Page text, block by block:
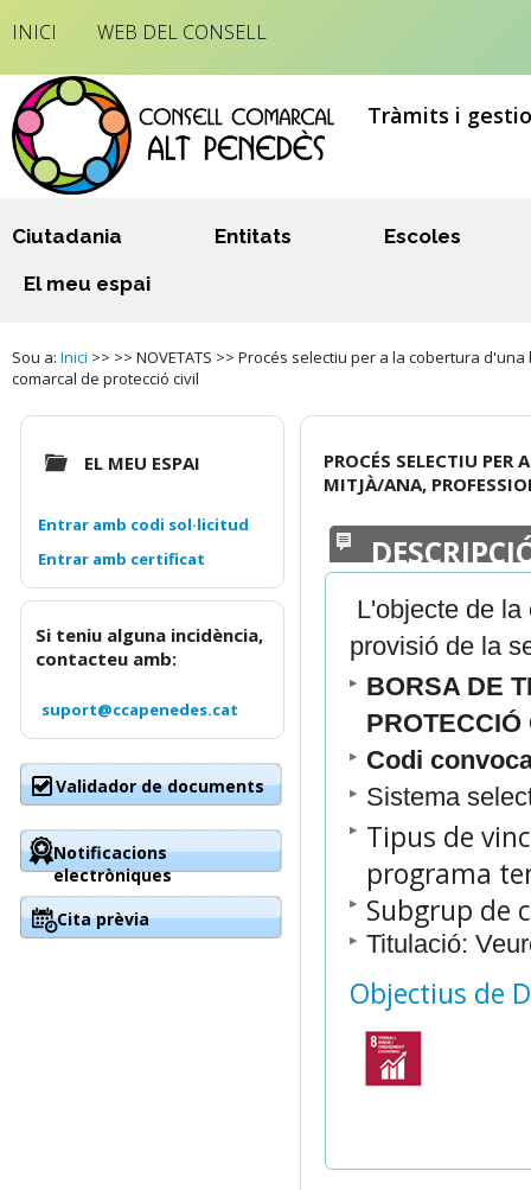
INICI WEB DEL CONSELL
Tràmits i
Ciutadania Entitats
Escoles
El meu espai
Sou a: Inici >> >> NOVETATS >> Procés selectiu per a la cobertura
comarcal de protecció civil
PROCÉS SELECTIU
MITJÀ/ANA,
L'objecte de
provisió de la
BORSA DE
PROTECCIÓ
Codi
Sistema
Tipus de
programa
Subgrup de
Titulació:
Objectius de
EL MEU ESPAI
Entrar amb codi sol·licitud
Si teniu alguna incidència,
contacteu amb:
suport@ccapenedes.cat
Validador de documents
Notificacions
electròniques
Cita prèvia